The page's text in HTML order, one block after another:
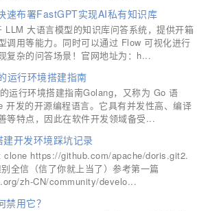
速布署FastGPT实现AI私有知识库
LLM 大语言模型的知识库问答系统，提供开箱
调用等能力。同时可以通过 Flow 可视化进行
复杂的问答场景！官网地址为：h...
运行环境搭建指南
运行环境搭建指南Golang，又称为 Go 语
开发的开源编程语言。它具有并发性高、编译
等特点，因此在软件开发领域备受...
开发环境踩坑记录
clone https://github.com/apache/doris.git2.
全信（信了你就上当了）参考第一篇
zh-CN/community/develo...
用它？